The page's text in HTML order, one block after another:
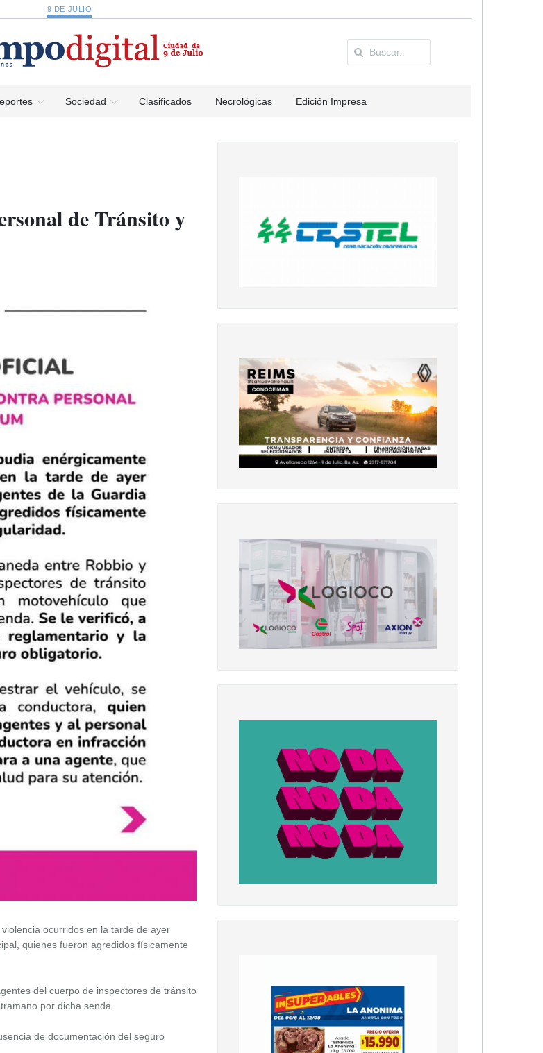
9 DE JULIO
Sociedad Clasificados Necrológicas Edición Impresa
de Tránsito y
ocurridos en la tarde de ayer
quienes fueron agredidos físicamente
del cuerpo de inspectores de tránsito
por dicha senda.
de documentación del seguro